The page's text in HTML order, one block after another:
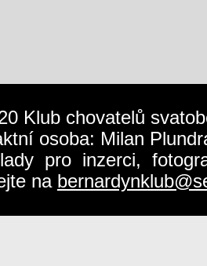
Klub chovatelů
osoba: Milan
pro inzerci,
na